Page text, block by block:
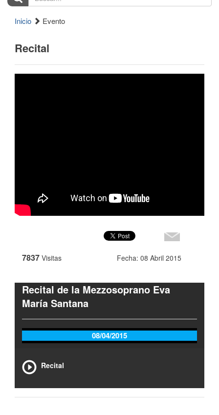
Inicio Evento
Recital
7837 Visitas Fecha: 08 Abril 2015
Recital de la Mezzosoprano Eva
María Santana
08/04/2015
Recital